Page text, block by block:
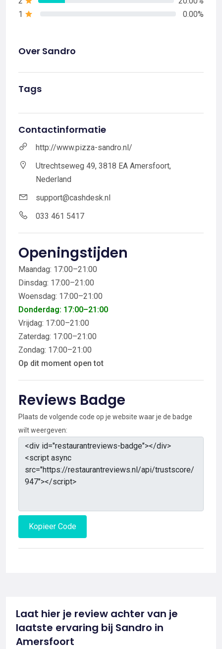
1
0.00%
Over Sandro
Tags
Contactinformatie
http://www.pizza-sandro.nl/
Utrechtseweg 49, 3818 EA Amersfoort,
Nederland
support@cashdesk.nl
033 461 5417
Openingstijden
Maandag: 17:00–21:00
Dinsdag: 17:00–21:00
Woensdag: 17:00–21:00
Donderdag: 17:00–21:00
Vrijdag: 17:00–21:00
Zaterdag: 17:00–21:00
Zondag: 17:00–21:00
Op dit moment open tot
Reviews Badge
Plaats de volgende code op je website waar je de badge
wilt weergeven:
Kopieer Code
Laat hier je review achter van je
laatste ervaring bij Sandro in
Amersfoort